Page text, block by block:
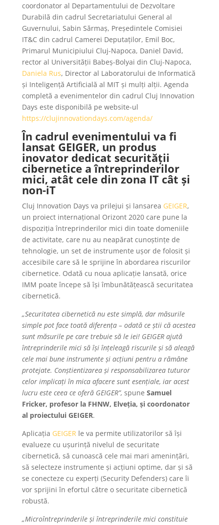
coordonator al Departamentului de Dezvoltare
Durabilă din cadrul Secretariatului General al
Guvernului, Sabin Sărmaș, Președintele Comisiei
IT&C din cadrul Camerei Deputaților, Emil Boc,
Primarul Municipiului Cluj-Napoca, Daniel David,
rector al Universității Babeș-Bolyai din Cluj-Napoca,
Daniela Rus, Director al Laboratorului de Informatică
și Inteligență Artificială al MIT și mulți alții. Agenda
completă a evenimentelor din cadrul Cluj Innovation
Days este disponibilă pe website-ul
https://clujinnovationdays.com/agenda/
În cadrul evenimentului va fi
lansat GEIGER, un produs
inovator dedicat securității
cibernetice a întreprinderilor
mici, atât cele din zona IT cât și
non-iT
Cluj Innovation Days va prilejui și lansarea GEIGER,
un proiect internațional Orizont 2020 care pune la
dispoziția întreprinderilor mici din toate domeniile
de activitate, care nu au neapărat cunoștințe de
tehnologie, un set de instrumente ușor de folosit și
accesibile care să le sprijine în abordarea riscurilor
cibernetice. Odată cu noua aplicație lansată, orice
IMM poate începe să își îmbunătățească securitatea
cibernetică.
„Securitatea cibernetică nu este simplă, dar măsurile
simple pot face toată diferența – odată ce știi că acestea
sunt măsurile pe care trebuie să le iei! GEIGER ajută
întreprinderile mici să își înțeleagă riscurile și să aleagă
cele mai bune instrumente și acțiuni pentru a rămâne
protejate. Conștientizarea și responsabilizarea tuturor
celor implicați în mica afacere sunt esențiale, iar acest
lucru este ceea ce oferă GEIGER”, spune Samuel
Fricker, profesor la FHNW, Elveția, și coordonator
al proiectului GEIGER.
Aplicația GEIGER le va permite utilizatorilor să își
evalueze cu ușurință nivelul de securitate
cibernetică, să cunoască cele mai mari amenințări,
să selecteze instrumente și acțiuni optime, dar și să
se conecteze cu experți (Security Defenders) care îi
vor sprijini în efortul către o securitate cibernetică
robustă.
„Microîntreprinderile și întreprinderile mici constituie